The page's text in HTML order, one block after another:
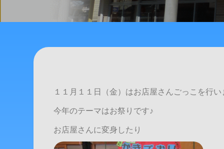
１１月１１日（金）はお店屋さんごっこを行
今年のテーマはお祭りです♪
お店屋さんに変身したり